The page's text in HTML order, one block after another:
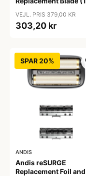
VEJL. PRIS 379,00 KR
303,20 kr
SPAR 20%
ANDIS
Andis reSURGE
Replacement Foil and